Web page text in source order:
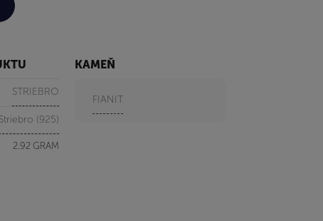
STRIEBRO
Striebro (925)
2.92 GRAM
KAMEŇ
FIANIT